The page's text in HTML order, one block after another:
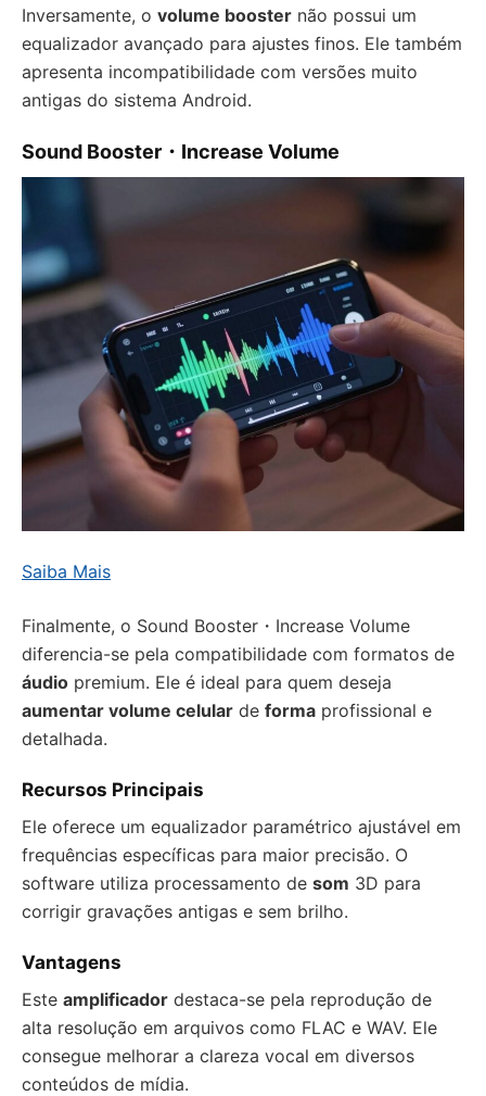
Inversamente, o volume booster não possui um
equalizador avançado para ajustes finos. Ele também
apresenta incompatibilidade com versões muito
antigas do sistema Android.
Sound Booster・Increase Volume
Saiba Mais
Finalmente, o Sound Booster・Increase Volume
diferencia-se pela compatibilidade com formatos de
áudio premium. Ele é ideal para quem deseja
aumentar volume celular de forma profissional e
detalhada.
Recursos Principais
Ele oferece um equalizador paramétrico ajustável em
frequências específicas para maior precisão. O
software utiliza processamento de som 3D para
corrigir gravações antigas e sem brilho.
Vantagens
Este amplificador destaca-se pela reprodução de
alta resolução em arquivos como FLAC e WAV. Ele
consegue melhorar a clareza vocal em diversos
conteúdos de mídia.